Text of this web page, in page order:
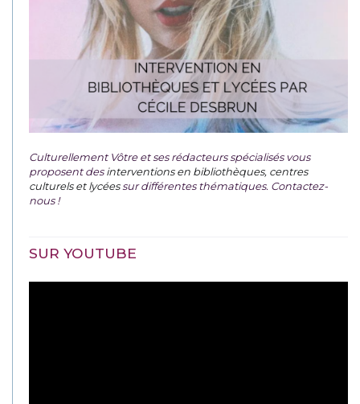
Culturellement Vôtre et ses rédacteurs spécialisés vous
proposent desinterventions en bibliothèques, centres
culturels et lycéessur différentes thématiques. Contactez-
nous !
SUR YOUTUBE